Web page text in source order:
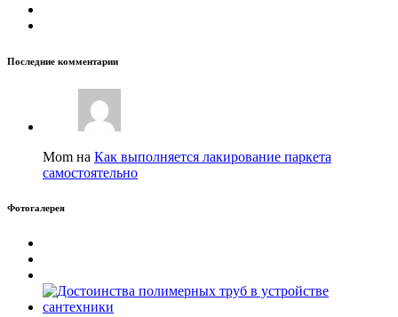
Последние комментарии
Mom на Как выполняется лакирование паркета
самостоятельно
Фотогалерея